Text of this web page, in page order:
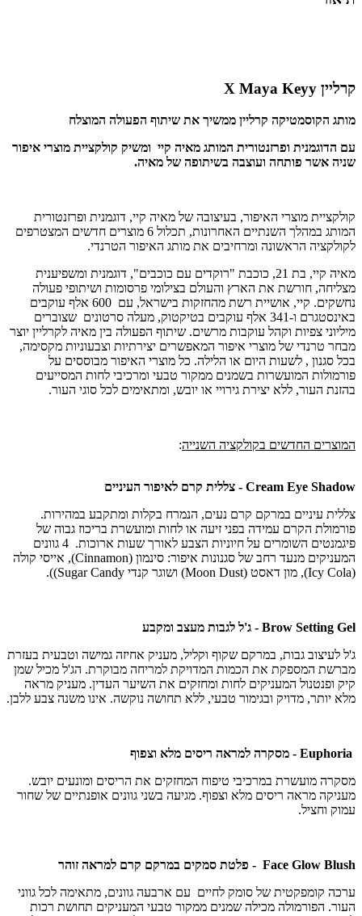
קרליין X Maya Keyy
מותג הקוסמטיקה קרליין ממשיך את שיתוף הפעולה המוצלח
עם הדוגמנית ופרזנטורית המותג מאיה קיי ומשיק קולקציית מוצרי איפור
שניה אשר פותחה ועוצבה בשיתופה של מאיה.
קולקציית מוצרי האיפור, בעיצובה של מאיה קיי, דוגמנית ופרזנטורית
המותג במהלך השנתיים האחרונות, תכלול 6 מוצרים חדשים המצטרפים
לקולקציה הראשונה ומרחיבים את מותג האיפור הטרנדי.
מאיה קיי, בת 21, כוכבת "רוקדים עם כוכבים", דוגמנית ומשפיענית
מצליחה, חורשת את הארץ והעולם בצילומי פרסומות ושיתופי פעולה
נחשקים. קיי, אושיית רשת מהחזקות בישראל, עם 600 אלף עוקבים
באינסטגרם ו-341 אלף עוקבים בטיקטוק, מעלה סרטונים שצוברים
מיליוני צפיות וקהל עוקבות מרשים. שיתוף הפעולה בין מאיה לקרליין יוצר
מבחר טרנדי של מוצרי איפור המאפשרים יצירתיות וצבעוניות מקסימה,
בכל סגנון , לשעות היום או הלילה. כל מוצרי האיפור מבוססים על
פורמולות המועשרות בשמנים ממקור טבעי ומרכיבי לחות המסייעים
בהזנת העור, ללא יצירת גירויי או יובש, ומתאימים לכל סוגי העור.
המוצרים החדשים בקולקציה השנייה:
Cream Eye Shadow - צללית קרם לאיפור העיניים
צללית עיניים במרקם קרם נעים, הנמרח בקלות ומתקבע במהירות.
פורמולת הקרם עמידה בפני זיעה או לחות ומועשרת בריכוז גבוה של
פיגמנטים השומרים על חיוניות הצבע לאורך שעות ארוכות. 4 גוונים
המעניקים מנעד רחב של סגנונות איפור: סינמון (Cinnamon), אייסי קולה
(Icy Cola), מון דאסט (Moon Dust) ושוגר קנדי Sugar Candy)).
Brow Setting Gel - ג'ל לגבות מעצב ומקבע
ג'ל לעיצוב גבות, במרקם שקוף וקליל, מעניק אחיזה גמישה וטבעית בעזרת
מברשת המספקת את הכמות המדויקת למריחה מבוקרת. הג'ל מכיל שמן
קיק ופנטנול המעניקים לחות ומחזקים את השיער העדין. מעניק מראה
מלא יותר, מדויק ובגימור טבעי, ללא תחושה נוקשה. אינו משנה צבע ללבן.
מסקרה מועשרת במרכיבי טיפוח המחזקים את הריסים ומונעים יובש.
מעניקה מראה ריסים מלא וצפוף. מגיעה בשני גוונים אופנתיים של שחור
עמוק וחציל.
Face Glow Blush - פלטת סמקים במרקם קרם למראה זוהר
ערכה קומפקטית של סומק לחיים עם ארבעה גוונים, מתאימה לכל גווני
העור. הפורמולה מכילה שמנים ממקור טבעי המעניקים תחושת רכות